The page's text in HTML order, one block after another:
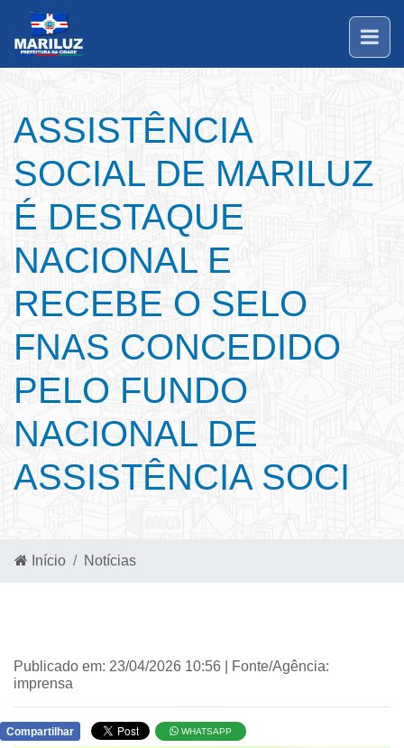
ASSISTÊNCIA
SOCIAL DE MARILUZ
É DESTAQUE
NACIONAL E
RECEBE O SELO
FNAS CONCEDIDO
PELO FUNDO
NACIONAL DE
ASSISTÊNCIA SOCI
Início Notícias
Publicado em: 23/04/2026 10:56 | Fonte/Agência:
imprensa
Compartilhar WHATSAPP